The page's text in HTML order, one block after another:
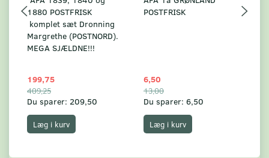
1880 POSTFRISK
komplet sæt Dronning
Margrethe (POSTNORD).
MEGA SJÆLDNE!!!
199,75
409,25
Du sparer: 209,50
Læg i kurv
POSTFRISK
6,50
13,00
Du sparer: 6,50
Læg i kurv